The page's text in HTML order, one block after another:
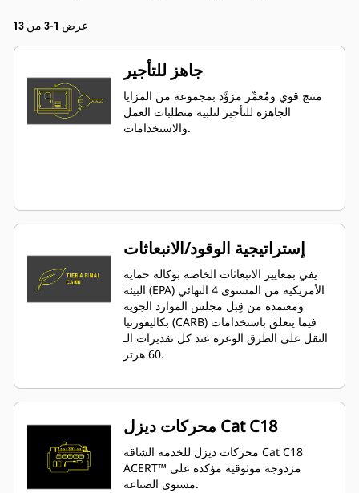
عرض 1-3 من 13
جاهز للتأجير
منتج قوي ومُعمِّر مزوَّد بمجموعة من المزايا
الجاهزة للتأجير لتلبية متطلبات العمل
والاستخدامات.
إستراتيجية الوقود/الانبعاثات
يفي بمعايير الانبعاثات الخاصة بوكالة حماية
البيئة (EPA) الأمريكية من المستوى 4 النهائي
ومعتمدة من قِبل مجلس الموارد الجوية
بكاليفورنيا (CARB) فيما يتعلق باستخدامات
النقل على الطرق الوعرة عند كل تقديرات الـ
60 هرتز.
محركات ديزل Cat C18
محركات ديزل للخدمة الشاقة Cat C18
ACERT™ مزدوجة موثوقية مؤكدة على
مستوى الصناعة.